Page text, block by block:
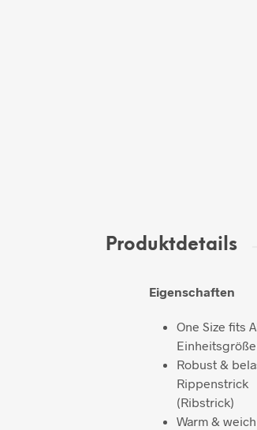
Produktdetails
Eigenschaften
One Size fits
Einheitsgröße
Robust &
Rippenstrick
(Ribstrick)
Warm & weich